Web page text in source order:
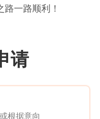
一路顺利！
请